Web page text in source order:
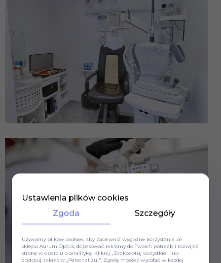
Ustawienia plików cookies
Zgoda
Szczegóły
Używamy plików cookies, aby zapewnić wygodne korzystanie ze
sklepu Aurum Optics, dopasować reklamy do Twoich potrzeb i rozwijać
stronę w oparciu o analitykę. Kliknij „Zaakceptuj wszystkie" lub
dostosuj zakres w „Personalizuj". Zgodę możesz wycofać w każdej